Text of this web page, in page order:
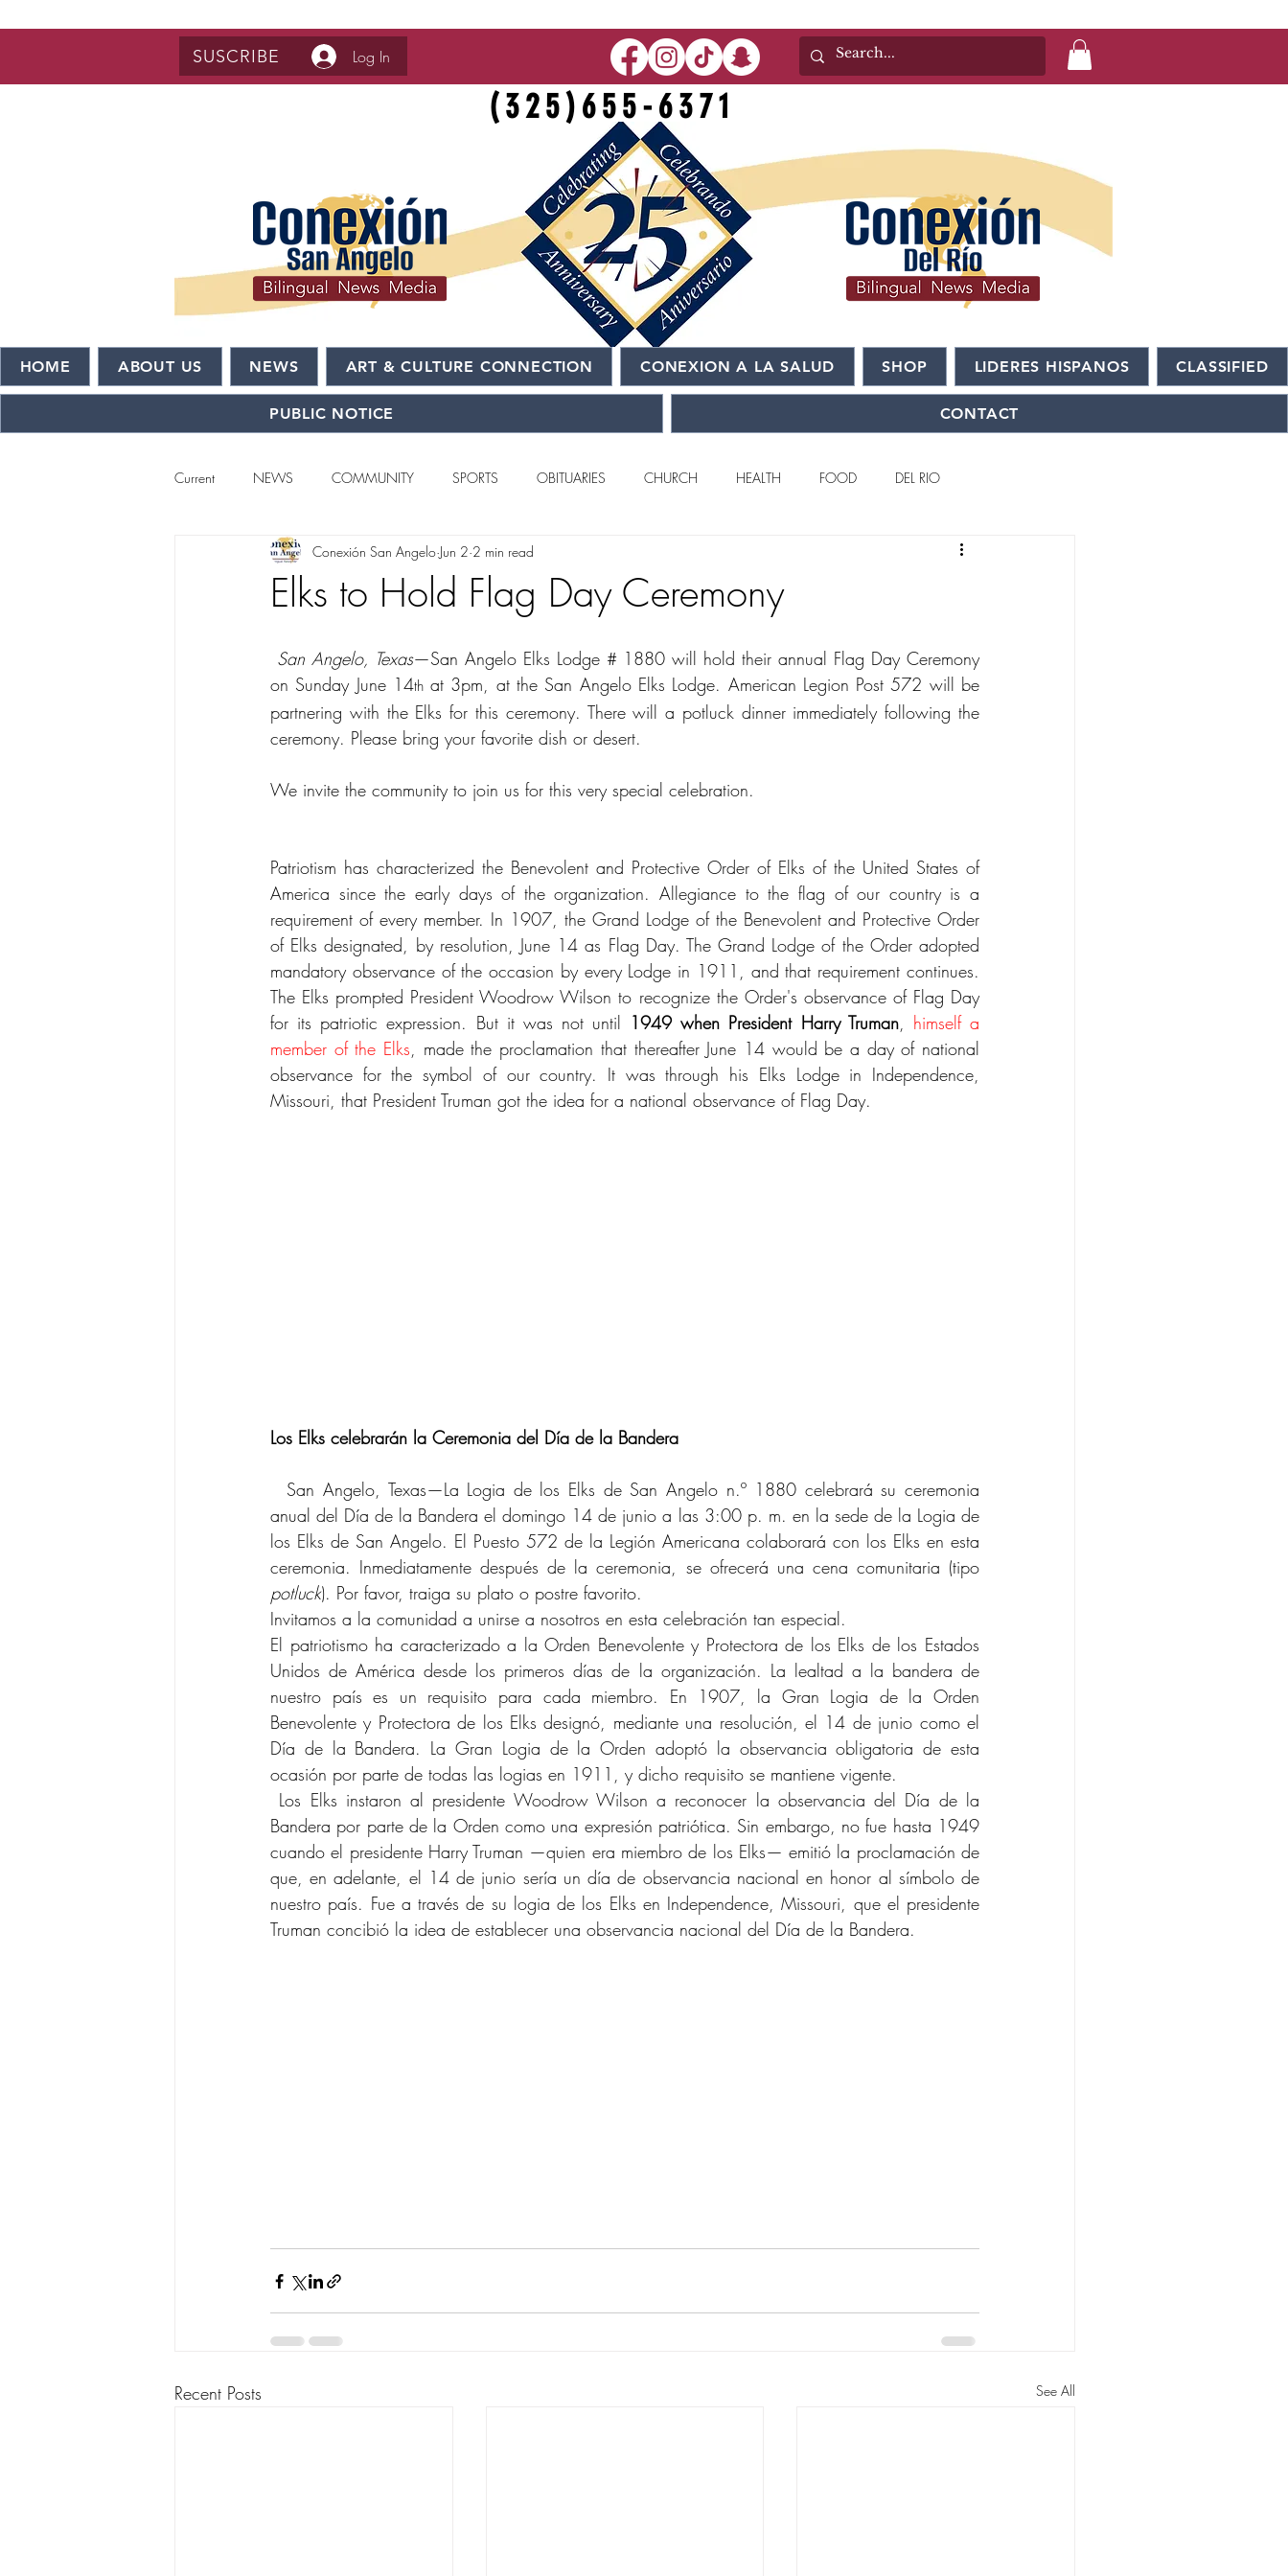
SUSCRIBE Log In
(325)655-6371
HOME ABOUT US NEWS ART & CULTURE CONNECTION CONEXION A LA SALUD SHOP LIDERES HISPANOS CLASSIFIED
PUBLIC NOTICE CONTACT
Current NEWS COMMUNITY SPORTS OBITUARIES CHURCH HEALTH FOOD DEL RIO
SAN ANGELO CONEXION SAN ANGELO
Elks to Hold Flag Day Ceremony
Conexión San Angelo Jun 2 2 min read
San Angelo, Texas—San Angelo Elks Lodge # 1880 will hold their annual Flag Day Ceremony
on Sunday June 14th at 3pm, at the San Angelo Elks Lodge. American Legion Post 572 will be
partnering with the Elks for this ceremony. There will a potluck dinner immediately following the
ceremony. Please bring your favorite dish or desert.
We invite the community to join us for this very special celebration.
Patriotism has characterized the Benevolent and Protective Order of Elks of the United States of
America since the early days of the organization. Allegiance to the flag of our country is a
requirement of every member. In 1907, the Grand Lodge of the Benevolent and Protective Order
of Elks designated, by resolution, June 14 as Flag Day. The Grand Lodge of the Order adopted
mandatory observance of the occasion by every Lodge in 1911, and that requirement continues.
The Elks prompted President Woodrow Wilson to recognize the Order's observance of Flag Day
for its patriotic expression. But it was not until 1949 when President Harry Truman, himself a
member of the Elks, made the proclamation that thereafter June 14 would be a day of national
observance for the symbol of our country. It was through his Elks Lodge in Independence,
Missouri, that President Truman got the idea for a national observance of Flag Day.
Los Elks celebrarán la Ceremonia del Día de la Bandera
San Angelo, Texas—La Logia de los Elks de San Angelo n.º 1880 celebrará su ceremonia
anual del Día de la Bandera el domingo 14 de junio a las 3:00 p. m. en la sede de la Logia de
los Elks de San Angelo. El Puesto 572 de la Legión Americana colaborará con los Elks en esta
potluck). Por favor, traiga su plato o postre favorito.
Invitamos a la comunidad a unirse a nosotros en esta celebración tan especial.
El patriotismo ha caracterizado a la Orden Benevolente y Protectora de los Elks de los Estados
Unidos de América desde los primeros días de la organización. La lealtad a la bandera de
nuestro país es un requisito para cada miembro. En 1907, la Gran Logia de la Orden
Benevolente y Protectora de los Elks designó, mediante una resolución, el 14 de junio como el
Día de la Bandera. La Gran Logia de la Orden adoptó la observancia obligatoria de esta
ocasión por parte de todas las logias en 1911, y dicho requisito se mantiene vigente.
Los Elks instaron al presidente Woodrow Wilson a reconocer la observancia del Día de la
Bandera por parte de la Orden como una expresión patriótica. Sin embargo, no fue hasta 1949
cuando el presidente Harry Truman —quien era miembro de los Elks— emitió la proclamación de
que, en adelante, el 14 de junio sería un día de observancia nacional en honor al símbolo de
nuestro país. Fue a través de su logia de los Elks en Independence, Missouri, que el presidente
Truman concibió la idea de establecer una observancia nacional del Día de la Bandera.
Recent Posts See All